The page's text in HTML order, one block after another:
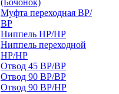
(Бочонок)
Муфта переходная ВР/
ВР
Ниппель НР/НР
Ниппель переходной
НР/НР
Отвод 45 ВР/ВР
Отвод 90 ВР/ВР
Отвод 90 ВР/НР